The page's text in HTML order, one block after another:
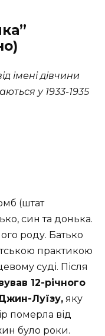
імені дівчини
у 1933-1935
(штат
син та донька.
роду. Батько
практикою
суді. Після
12-річного
Луїзу, яку
померла від
було роки.